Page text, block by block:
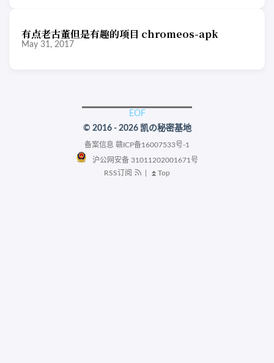
有点老古董但是有趣的项目 chromeos-apk
May 31, 2017
© 2016 - 2026 凯の秘密基地
备案信息 赣ICP备16007533号-1
沪公网安备 31011202001671号
RSS订阅
⏫Top